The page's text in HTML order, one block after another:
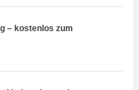
– kostenlos zum